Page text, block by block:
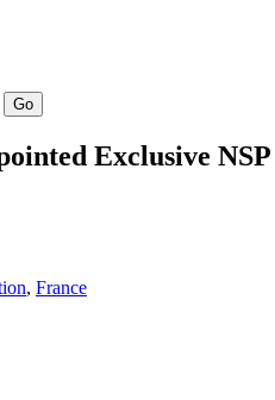
Go
Exclusive
, France